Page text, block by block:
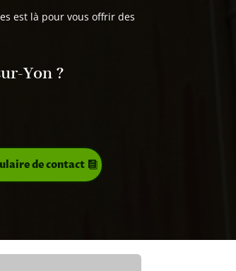
est là pour vous offrir des
Yon?
de contact